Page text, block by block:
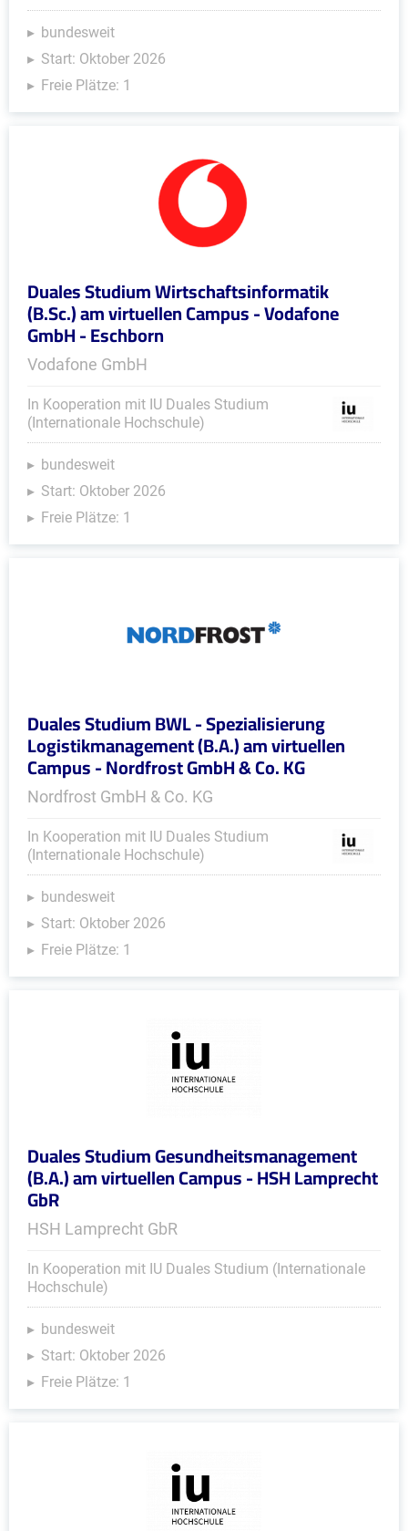
bundesweit
Start: Oktober 2026
Freie Plätze: 1
Duales Studium Wirtschaftsinformatik
(B.Sc.) am virtuellen Campus - Vodafone
GmbH - Eschborn
Vodafone GmbH
In Kooperation mit IU Duales Studium
(Internationale Hochschule)
bundesweit
Start: Oktober 2026
Freie Plätze: 1
Duales Studium BWL - Spezialisierung
Logistikmanagement (B.A.) am virtuellen
Campus - Nordfrost GmbH & Co. KG
Nordfrost GmbH & Co. KG
In Kooperation mit IU Duales Studium
(Internationale Hochschule)
bundesweit
Start: Oktober 2026
Freie Plätze: 1
Duales Studium Gesundheitsmanagement
(B.A.) am virtuellen Campus - HSH Lamprecht
GbR
HSH Lamprecht GbR
In Kooperation mit IU Duales Studium (Internationale
Hochschule)
bundesweit
Start: Oktober 2026
Freie Plätze: 1